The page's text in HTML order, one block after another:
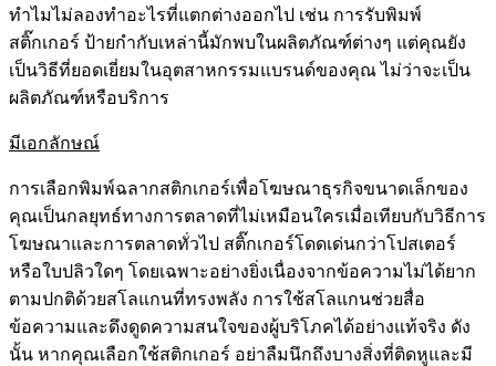
ทำไมไม่ลองทำอะไรที่แตกต่างออกไป เช่น การรับพิมพ์
สติ๊กเกอร์ ป้ายกำกับเหล่านี้มักพบในผลิตภัณฑ์ต่างๆ แต่คุณยัง
เป็นวิธีที่ยอดเยี่ยมในอุตสาหกรรมแบรนด์ของคุณ ไม่ว่าจะเป็น
ผลิตภัณฑ์หรือบริการ
มีเอกลักษณ์
การเลือกพิมพ์ฉลากสติกเกอร์เพื่อโฆษณาธุรกิจขนาดเล็กของ
คุณเป็นกลยุทธ์ทางการตลาดที่ไม่เหมือนใครเมื่อเทียบกับวิธีการ
โฆษณาและการตลาดทั่วไป สติ๊กเกอร์โดดเด่นกว่าโปสเตอร์
หรือใบปลิวใดๆ โดยเฉพาะอย่างยิ่งเนื่องจากข้อความไม่ได้ยาก
ตามปกติด้วยสโลแกนที่ทรงพลัง การใช้สโลแกนช่วยสื่อ
ข้อความและดึงดูดความสนใจของผู้บริโภคได้อย่างแท้จริง ดัง
นั้น หากคุณเลือกใช้สติกเกอร์ อย่าลืมนึกถึงบางสิ่งที่ติดหูและมี